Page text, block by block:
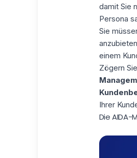
damit Sie
Persona
Sie
einem
Zögern
Ihrer
Die AIDA-